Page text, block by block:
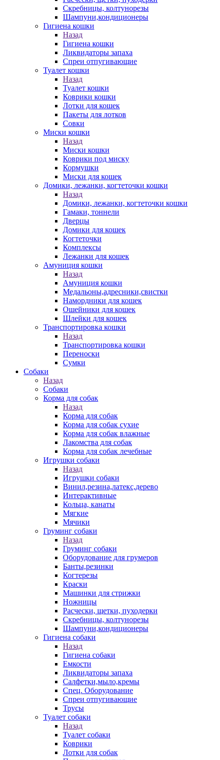
Скребницы, колтунорезы
Шампуни,кондиционеры
Гигиена кошки
Назад
Гигиена кошки
Ликвидаторы запаха
Спреи отпугивающие
Туалет кошки
Назад
Туалет кошки
Коврики кошки
Лотки для кошек
Пакеты для лотков
Совки
Миски кошки
Назад
Миски кошки
Коврики под миску
Кормушки
Миски для кошек
Домики, лежанки, когтеточки кошки
Назад
Домики, лежанки, когтеточки кошки
Гамаки, тоннели
Дверцы
Домики для кошек
Когтеточки
Комплексы
Лежанки для кошек
Амуниция кошки
Назад
Амуниция кошки
Медальоны,адресники,свистки
Намордники для кошек
Ошейники для кошек
Шлейки для кошек
Транспортировка кошки
Назад
Транспортировка кошки
Переноски
Сумки
Собаки
Назад
Собаки
Корма для собак
Назад
Корма для собак
Корма для собак сухие
Корма для собак влажные
Лакомства для собак
Корма для собак лечебные
Игрушки собаки
Назад
Игрушки собаки
Винил,резина,латекс,дерево
Интерактивные
Кольца, канаты
Мягкие
Мячики
Груминг собаки
Назад
Груминг собаки
Оборудование для грумеров
Банты,резинки
Когтерезы
Краски
Машинки для стрижки
Ножницы
Расчески, щетки, пуходерки
Скребницы, колтунорезы
Шампуни,кондиционеры
Гигиена собаки
Назад
Гигиена собаки
Емкости
Ликвидаторы запаха
Салфетки,мыло,кремы
Спец. Оборудование
Спреи отпугивающие
Трусы
Туалет собаки
Назад
Туалет собаки
Коврики
Лотки для собак